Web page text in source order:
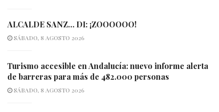
ALCALDE SANZ… DI: ¡ZOOOOOO!
SÁBADO, 8 AGOSTO 2026
Turismo accesible en Andalucía: nuevo informe alerta
de barreras para más de 482.000 personas
SÁBADO, 8 AGOSTO 2026